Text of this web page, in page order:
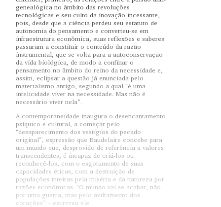
genealógica no âmbito das revoluções
tecnológicas e seu culto da inovação incessante,
pois, desde que a ciência perdeu seu estatuto de
autonomia do pensamento e converteu-se em
infraestrutura econômica, suas reflexões e saberes
passaram a constituir o conteúdo da razão
instrumental, que se volta para a autoconservação
da vida biológica, de modo a confinar o
pensamento no âmbito do reino da necessidade e,
assim, eclipsar a questão já enunciada pelo
materialismo antigo, segundo a qual “é uma
infelicidade viver na necessidade. Mas não é
necessário viver nela”.
A contemporaneidade inaugura o desencantamento
psíquico e cultural, a começar pelo
“desaparecimento dos vestígios do pecado
original”, expressão que Baudelaire concebe para
um mundo que, desprovido de referência a valores
transcendentes, é incapaz de criá-los ou
reconhecê-los, com o esgotamento de suas
capacidades éticas, com a destruição de
populações inteiras pela miséria e da natureza por
razões econômicas. “O mundo vai-se acabar, não
por uma guerra, mas pelo aviltamento dos
corações” – escreveu ele.